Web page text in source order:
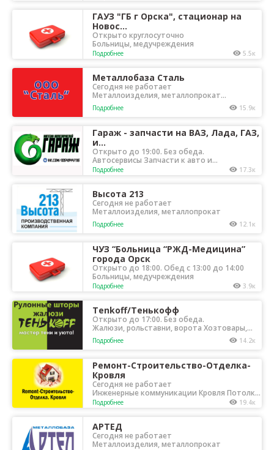
ГАУЗ "ГБ г Орска", стационар на
Новос...
Открыто круглосуточно
Больницы, медучреждения
Подробнее 5.5к
Металлобаза Сталь
Сегодня не работает
Металлоизделия, металлопрокат
Строительные и отделочные материалы
Подробнее 15.9к
Гараж - запчасти на ВАЗ, Лада, ГАЗ,
и...
Открыто до 19:00. Без обеда.
Автосервисы Запчасти к авто и
мототехнике
Подробнее 17.3к
Высота 213
Сегодня не работает
Металлоизделия, металлопрокат
Подробнее 12.1к
ЧУЗ “Больница “РЖД-Медицина”
города Орск
Открыто до 18:00. Обед с 13:00 до 14:00
Больницы, медучреждения
Подробнее 3.9к
Tenkoff/Тенькофф
Открыто до 17:00. Без обеда.
Жалюзи, рольставни, ворота Хозтовары,
товары для дома
Подробнее 14.2к
Ремонт-Строительство-Отделка-
Кровля
Сегодня не работает
Инженерные коммуникации Кровля Потолки
натяжные Проектирование Ремонт и
отделка Строительные организации
Подробнее 19.4к
АРТЕД
Сегодня не работает
Металлоизделия, металлопрокат